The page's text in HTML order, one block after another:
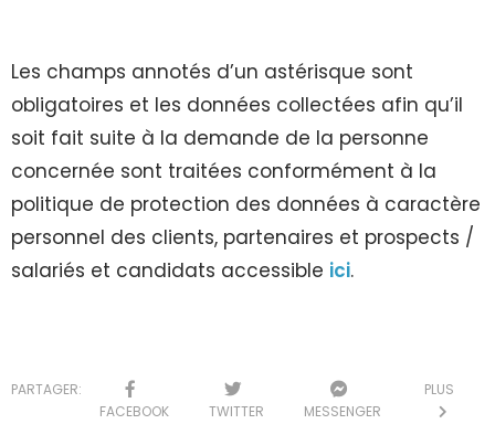
Les champs annotés d’un astérisque sont
obligatoires et les données collectées afin qu’il
soit fait suite à la demande de la personne
concernée sont traitées conformément à la
politique de protection des données à caractère
personnel des clients, partenaires et prospects /
salariés et candidats accessible ici.
PARTAGER:
FACEBOOK
TWITTER MESSENGER
PLUS